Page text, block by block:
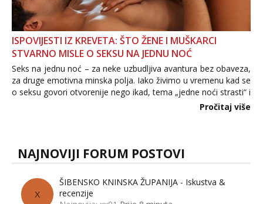
ISPOVIJESTI IZ KREVETA: ŠTO ŽENE I MUŠKARCI
STVARNO MISLE O SEKSU NA JEDNU NOĆ
Seks na jednu noć – za neke uzbudljiva avantura bez obaveza,
za druge emotivna minska polja. Iako živimo u vremenu kad se
o seksu govori otvorenije nego ikad, tema „jedne noći strasti“ i
dalje izaziva burne rasprave. Što zapravo misle žene, a što
Pročitaj više
NAJNOVIJI FORUM POSTOVI
X
ŠIBENSKO KNINSKA ŽUPANIJA - Iskustva &
recenzije